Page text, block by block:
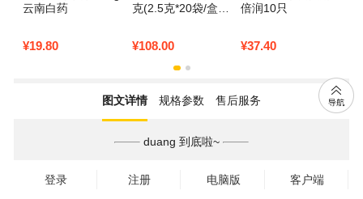
云南白药
¥19.80
克(2.5克*20袋/盒*2
¥108.00
倍润10只
¥37.40
图文详情 规格参数 售后服务
duang 到底啦~
登录 注册 电脑版 客户端